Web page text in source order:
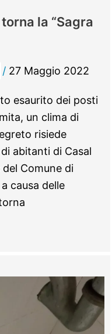
la “Sagra
/ 27 Maggio 2022
esaurito dei posti
un clima di
risiede
abitanti di Casal
Comune di
causa delle